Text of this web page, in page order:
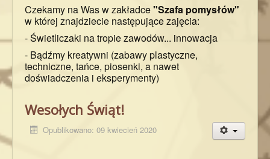
Czekamy na Was w zakładce"Szafa pomysłów"
w której znajdziecie następujące zajęcia:
-Świetliczaki na tropie zawodów... innowacja
- Bądźmy kreatywni (zabawy plastyczne,
techniczne, tańce, piosenki, a nawet
doświadczenia i eksperymenty)
Wesołych Świąt!
Opublikowano: 09 kwiecień 2020